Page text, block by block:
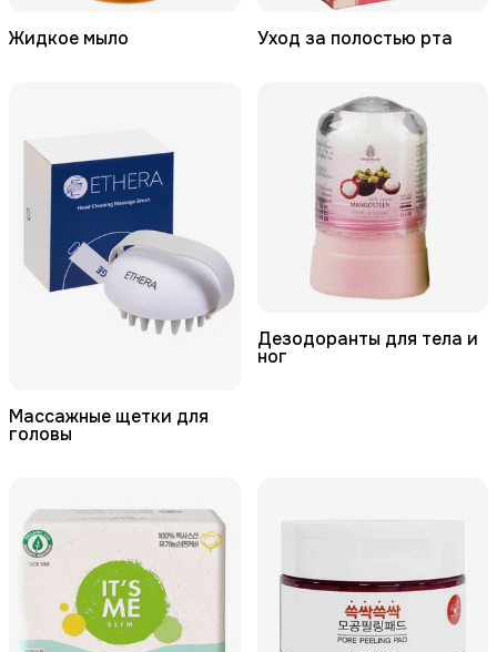
Жидкое мыло Уход за полостью рта
Массажные щетки для
головы
Дезодоранты для тела и
ног